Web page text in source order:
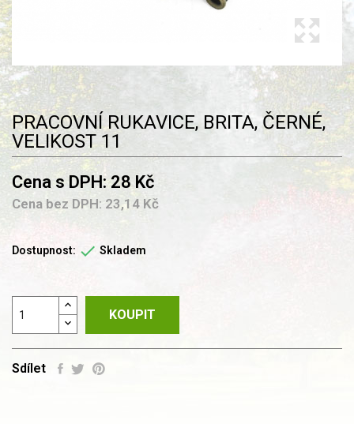
PRACOVNÍ RUKAVICE, BRITA, ČERNÉ,
VELIKOST 11
Cena s DPH: 28 Kč
Cena bez DPH: 23,14 Kč
Dostupnost:  Skladem
KOUPIT
Sdílet